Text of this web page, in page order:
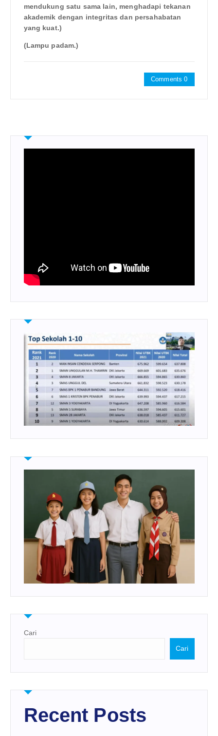
mendukung satu sama lain, menghadapi tekanan
akademik dengan integritas dan persahabatan
yang kuat.)
(Lampu padam.)
Comments 0
Cari
Cari
Recent Posts